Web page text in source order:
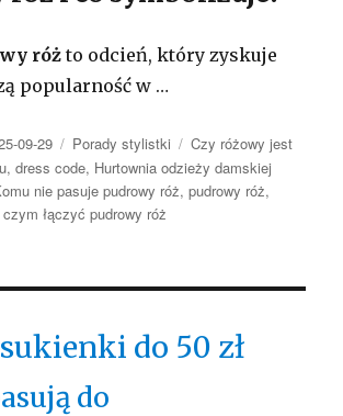
róż to odcień, który zyskuje
popularność w …
09-29 Kategorie
Porady stylistki Tagi
Czy różowy jest
,dress code, Hurtownia odzieży damskiej
nie pasuje pudrowy róż,pudrowy róż,
łączyć pudrowy róż
do 50 zł
do